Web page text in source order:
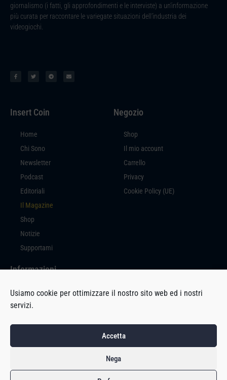
Usiamo cookie per ottimizzare il nostro sito web ed i nostri
servizi.
Accetta
Nega
giornalismo (i fatti, gli approfondimenti e le interviste) a un’informazione
più curata per raccontare le variegate situazioni dell’industria dei
videogiochi.
Insert Coin
Home
Chi Sono
Newsletter
Podcast
Editoriali
Il Magazine
Shop
Notizie
Supportami
Negozio
Shop
Il mio account
Carrello
Privacy
Cookie Policy (UE)
Informazioni
Insert Coin è un prodotto editoriale a cura di Massimiliano Di Marco, con
sede in Via Milano, 94 – 27029 Vigevano (PV).
Background vector created by sergey_kandakov – www.freepik.com